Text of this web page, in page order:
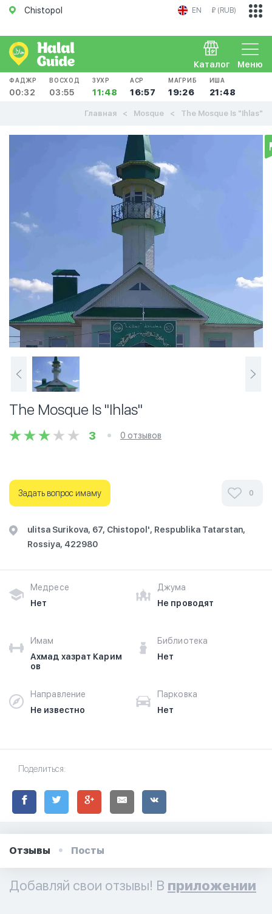
Chistopol EN ₽ (RUB)
Меню
Каталог
ФАДЖР
00:32
ВОСХОД
03:55
ЗУХР
11:48
АСР
16:57
МАГРИБ
19:26
ИША
21:48
Главная Mosque The Mosque Is "Ihlas"
The Mosque Is "Ihlas"
3 0 отзывов
Задать вопрос имаму 0
ulitsa Surikova, 67, Chistopol', Respublika Tatarstan,
Rossiya, 422980
Медресе
Нет
Джума
Не проводят
Имам
Ахмад хазрат Карим
ов
Библиотека
Нет
Направление
Не известно
Парковка
Нет
Поделиться:
Отзывы Посты
Добавляй свои отзывы! В приложении